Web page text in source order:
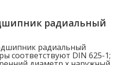
радиальный
радиальный
соответствуют DIN 625-1;